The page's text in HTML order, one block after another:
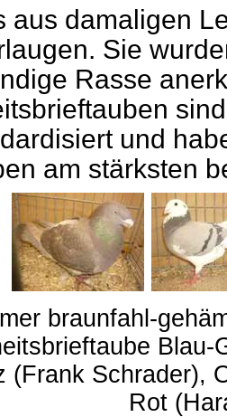
aus damaligen
Sie
Rasse
und
am stärksten
braunfahl-
Blau-
(Frank Schrader),
Rot